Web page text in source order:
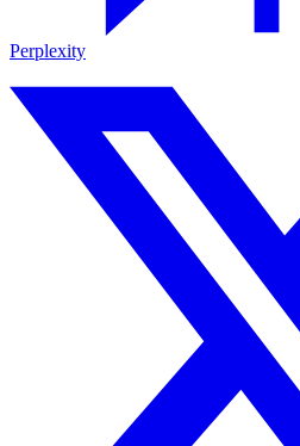
Perplexity